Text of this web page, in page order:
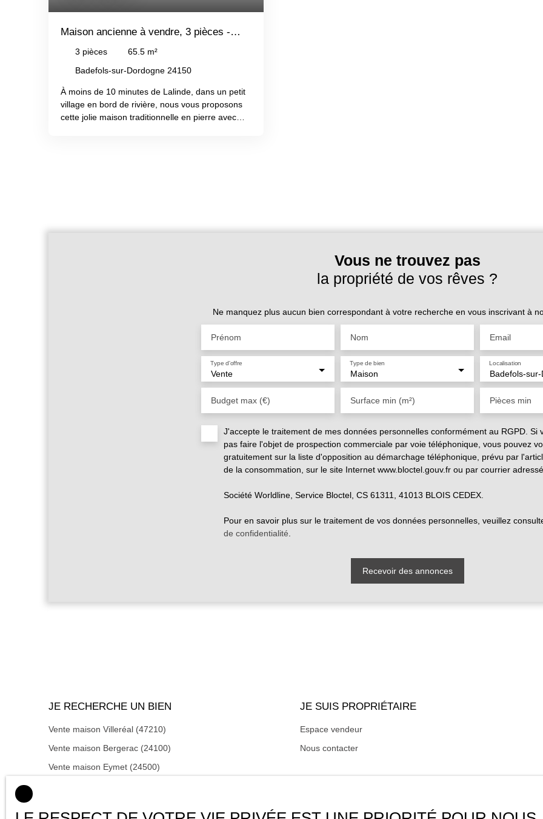
Maison ancienne à vendre, 3 pièces -
Badefols-sur-Dordogne 24150
3 pièces 65.5 m²
Badefols-sur-Dordogne 24150
À moins de 10 minutes de Lalinde, dans un petit
village en bord de rivière, nous vous proposons
cette jolie maison traditionnelle en pierre avec
Vous ne trouvez pas
la propriété de vos rêves ?
Ne manquez plus aucun bien correspondant à votre recherche en vous inscrivant à
Prénom Nom Email
Vente
Type d'offre
Maison
Type de bien Localisation
Budget max (€) Surface min (m²) Pièces min
J'accepte le traitement de mes données personnelles conformément au RGPD. Si
pas faire l'objet de prospection commerciale par voie téléphonique, vous pouvez
gratuitement sur la liste d'opposition au démarchage téléphonique, prévu par
de la consommation, sur le site Internet www.bloctel.gouv.fr ou par courrier
Société Worldline, Service Bloctel, CS 61311, 41013 BLOIS CEDEX.
Pour en savoir plus sur le traitement de vos données personnelles, veuillez
de confidentialité
Recevoir des annonces
JE RECHERCHE UN BIEN
Vente maison Villeréal (47210)
Vente maison Bergerac (24100)
Vente maison Eymet (24500)
JE SUIS PROPRIÉTAIRE
Espace vendeur
Nous contacter